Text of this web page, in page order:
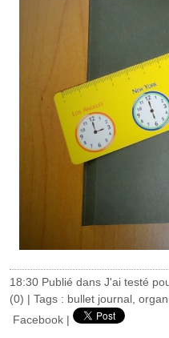
18:30 Publié dans J'ai testé
(0) | Tags : bullet journal
Facebook |